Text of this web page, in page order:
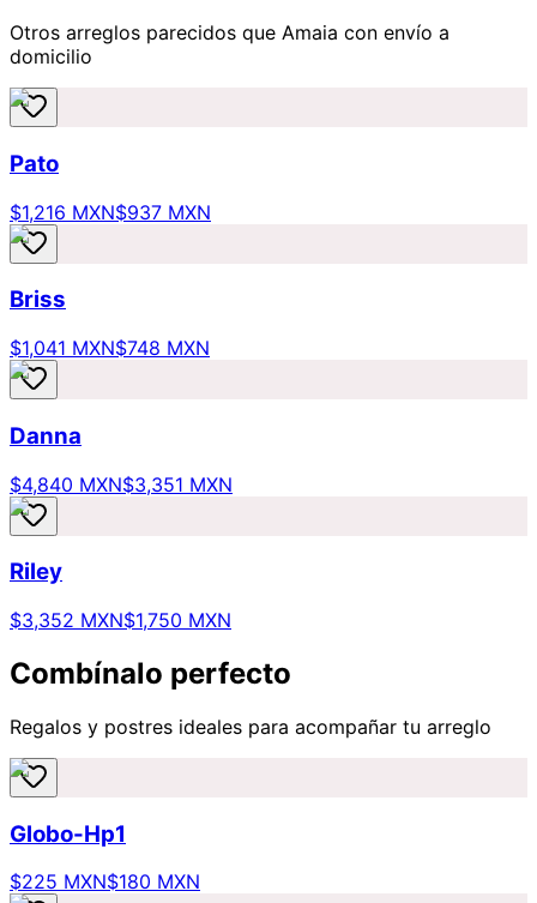
Otros arreglos parecidos que Amaia con envío a
domicilio
Pato
$1,216 MXN$937 MXN
Briss
$1,041 MXN$748 MXN
Danna
$4,840 MXN$3,351 MXN
Riley
$3,352 MXN$1,750 MXN
Combínalo perfecto
Regalos y postres ideales para acompañar tu arreglo
Globo-Hp1
$225 MXN$180 MXN